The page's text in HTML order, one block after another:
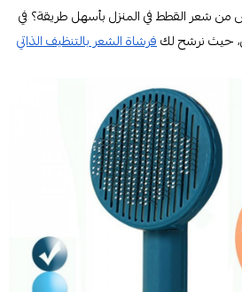
شعر القطط في المنزل بأسهل طريقة؟ في
حيث نرشح لكفرشاة الشعر بالتنظيف الذاتي